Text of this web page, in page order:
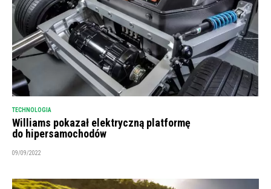
TECHNOLOGIA
Williams pokazał elektryczną platformę
do hipersamochodów
09/09/2022